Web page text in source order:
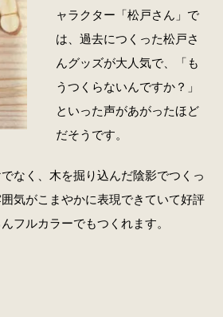
ャラクター「松戸さん」で
は、過去につくった松戸さ
んグッズが大人気で、「も
うつくらないんですか？」
といった声があがったほど
だそうです。
なく、木を掘り込んだ陰影でつくっ
気がこまやかに表現できていて好評
フルカラーでもつくれます。